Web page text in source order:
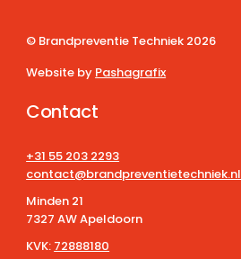
© Brandpreventie Techniek 2026
Website by Pashagrafix
Contact
+31 55 203 2293
contact@brandpreventietechniek.nl
Minden 21
7327 AW Apeldoorn
KVK: 72888180